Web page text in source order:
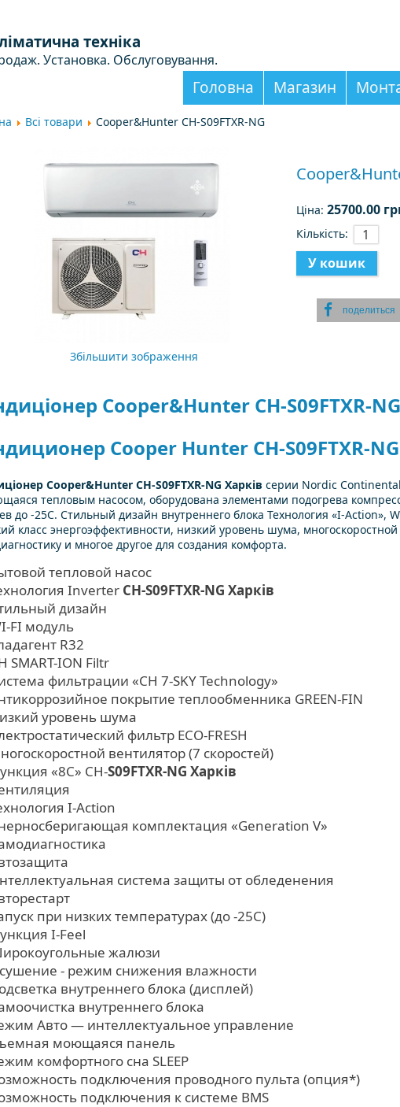
техніка
Установка. Обслуговування.
Головна Магазин
Всі товари Cooper&Hunter CH-S09FTXR-NG
Збільшити зображення
Ціна: 25700.00
Кількість:
поделиться
Cooper&Hunter CH-S09FTXR-NG
Cooper Hunter CH-S09FTXR-
Cooper&Hunter CH-S09FTXR-NG Харків серии Nordic
тепловым насосом, оборудована элементами подогрева
до -25С. Стильный дизайн внутреннего блока Технология «I-Action»,
класс энергоэффективности, низкий уровень шума,
и многое другое для создания комфорта.
тепловой насос
Inverter CH-S09FTXR-NG Харків
дизайн
FI модуль
R32
SMART-ION Filtr
фильтрации «CH 7-SKY Technology»
покрытие теплообменника GREEN-FIN
уровень шума
фильтр ECO-FRESH
вентилятор (7 скоростей)
«8С» CH-S09FTXR-NG Харків
I-Action
комплектация «Generation V»
система защиты от обледенения
при низких температурах (до -25С)
I-Feel
жалюзи
- режим снижения влажности
внутреннего блока (дисплей)
внутреннего блока
Авто — интеллектуальное управление
моющаяся панель
комфортного сна SLЕЕР
подключения проводного пульта (опция*)
подключения к системе BMS